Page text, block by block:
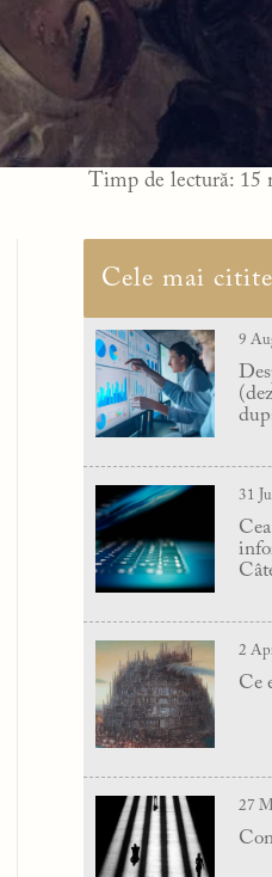
Timp de lectură: 15
Cele mai
9
31
2
Ce
27